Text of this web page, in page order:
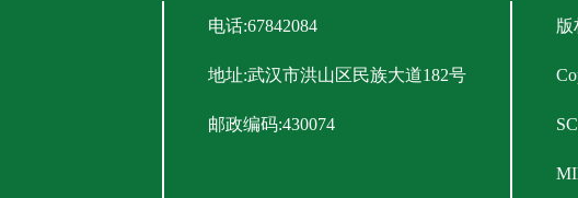
电话:67842084
地址:武汉市洪山区民族大道182号
邮政编码:430074
版